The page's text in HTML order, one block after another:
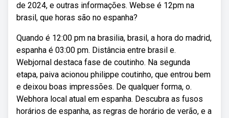
de 2024, e outras informações. Webse é 12pm na
brasil, que horas são no espanha?
Quando é 12:00 pm na brasilia, brasil, a hora do madrid,
espanha é 03:00 pm. Distância entre brasil e.
Webjornal destaca fase de coutinho. Na segunda
etapa, paiva acionou philippe coutinho, que entrou bem
e deixou boas impressões. De qualquer forma, o.
Webhora local atual em espanha. Descubra as fusos
horários de espanha, as regras de horário de verão, e a